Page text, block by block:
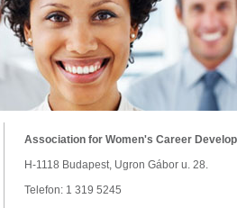
Association for Women's Career
H-1118 Budapest, Ugron Gábor u. 28.
Telefon: 1 319 5245